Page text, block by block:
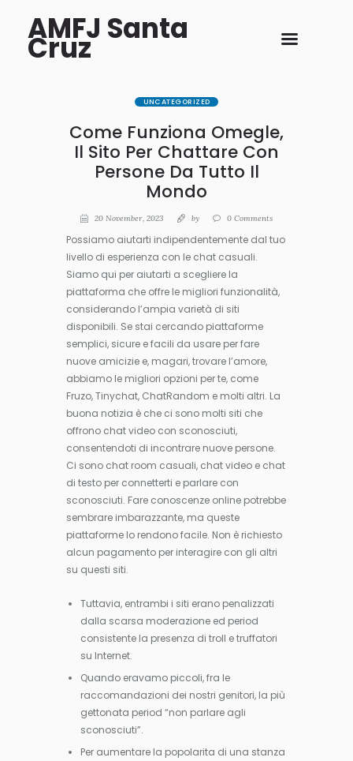
AMFJ Santa
Cruz
UNCATEGORIZED
Come Funziona Omegle,
Il Sito Per Chattare Con
Persone Da Tutto Il
Mondo
20 November, 2023 by 0 Comments
Possiamo aiutarti indipendentemente dal tuo
livello di esperienza con le chat casuali.
Siamo qui per aiutarti a scegliere la
piattaforma che offre le migliori funzionalità,
considerando l’ampia varietà di siti
disponibili. Se stai cercando piattaforme
semplici, sicure e facili da usare per fare
nuove amicizie e, magari, trovare l’amore,
abbiamo le migliori opzioni per te, come
Fruzo, Tinychat, ChatRandom e molti altri. La
buona notizia è che ci sono molti siti che
offrono chat video con sconosciuti,
consentendoti di incontrare nuove persone.
Ci sono chat room casuali, chat video e chat
di testo per connetterti e parlare con
sconosciuti. Fare conoscenze online potrebbe
sembrare imbarazzante, ma queste
piattaforme lo rendono facile. Non è richiesto
alcun pagamento per interagire con gli altri
su questi siti.
Tuttavia, entrambi i siti erano penalizzati
dalla scarsa moderazione ed period
consistente la presenza di troll e truffatori
su Internet.
Quando eravamo piccoli, fra le
raccomandazioni dei nostri genitori, la più
gettonata period “non parlare agli
sconosciuti”.
Per aumentare la popolarita di una stanza